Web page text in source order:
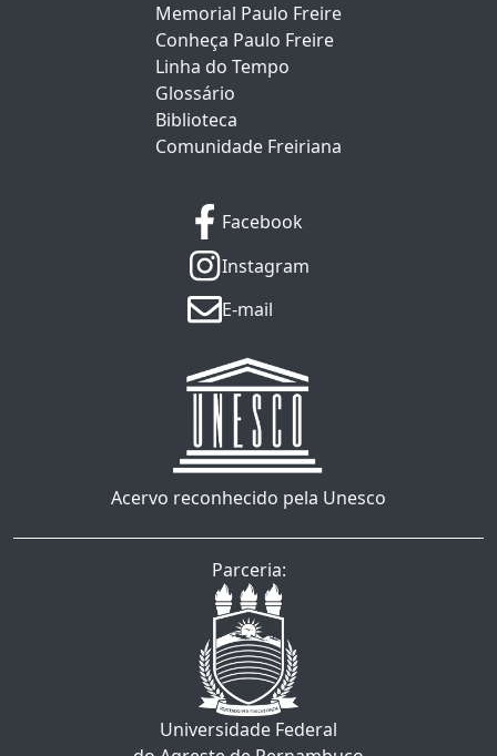
Memorial Paulo Freire
Conheça Paulo Freire
Linha do Tempo
Glossário
Biblioteca
Comunidade Freiriana
Facebook
Instagram
E-mail
Acervo reconhecido pela Unesco
Parceria:
Universidade Federal